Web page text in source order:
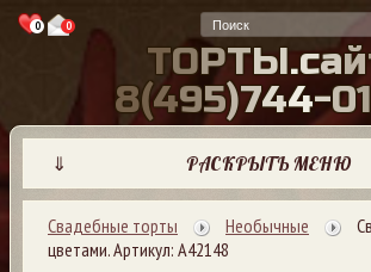
0 0
ТОРТЫ.сай
8(495)744-01
⇓ РАСКРЫТЬ МЕНЮ
Свадебные торты Необычные
цветами. Артикул: А42148